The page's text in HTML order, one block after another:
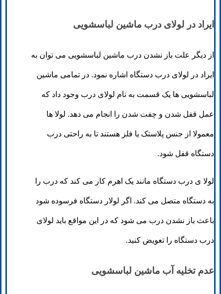
ایراد در لولای درب ماشین لباسشویی
از دیگر علت باز نشدن درب ماشین لباسشویی می توان به
ایراد در لولای درب دستگاه اشاره نمود. در تمامی ماشین
لباسشویی ها یک قسمت به نام لولای درب وجود داد که
عمل قفل شدن و چفت شدن را انجام می دهد. لولا ها
معمولا از جنس پلاستک یا فلز هستند تا به راحتی درب
دستگاه قفل شود.
لولا ی درب دستگاه مانند یک اهرم کار می کند که درب را
به دستگاه متصل می کند. اگر لولار دستگاه فرسوده شود
باعث باز نشدن درب می شود که در این مواقع باید لولای
درب دستگاه را تعویض کنید.
عدم تخلیه آب ماشین لباسشویی